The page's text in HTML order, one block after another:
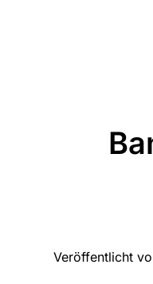
Veröffentlicht